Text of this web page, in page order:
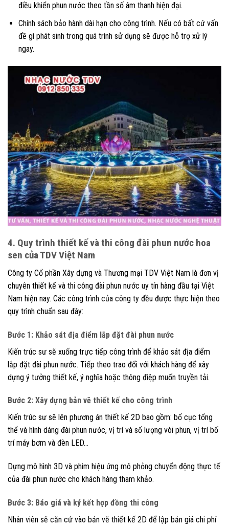
điều khiển phun nước theo tần số âm thanh hiện đại.
Chính sách bảo hành dài hạn cho công trình. Nếu có bất cứ vấn
đề gì phát sinh trong quá trình sử dụng sẽ được hỗ trợ xử lý
ngay.
4. Quy trình thiết kế và thi công đài phun nước hoa
sen của TDV Việt Nam
Công ty Cổ phần Xây dựng và Thương mại TDV Việt Nam là đơn vị
chuyên thiết kế và thi công đài phun nước uy tín hàng đầu tại Việt
Nam hiện nay. Các công trình của công ty đều được thực hiện theo
quy trình chuẩn sau đây:
Bước 1: Khảo sát địa điểm lắp đặt đài phun nước
Kiến trúc sư sẽ xuống trực tiếp công trình để khảo sát địa điểm
lắp đặt đài phun nước. Tiếp theo trao đổi với khách hàng để xây
dựng ý tưởng thiết kế, ý nghĩa hoặc thông điệp muốn truyền tải.
Bước 2: Xây dựng bản vẽ thiết kế cho công trình
Kiến trúc sư sẽ lên phương án thiết kế 2D bao gồm: bố cục tổng
thể và hình dáng đài phun nước, vị trí và số lượng vòi phun, vị trí bố
trí máy bơm và đèn LED…
Dựng mô hình 3D và phim hiệu ứng mô phỏng chuyển động thực tế
của đài phun nước cho khách hàng tham khảo.
Bước 3: Báo giá và ký kết hợp đồng thi công
Nhân viên sẽ căn cứ vào bản vẽ thiết kế 2D để lập bản giá chi phí